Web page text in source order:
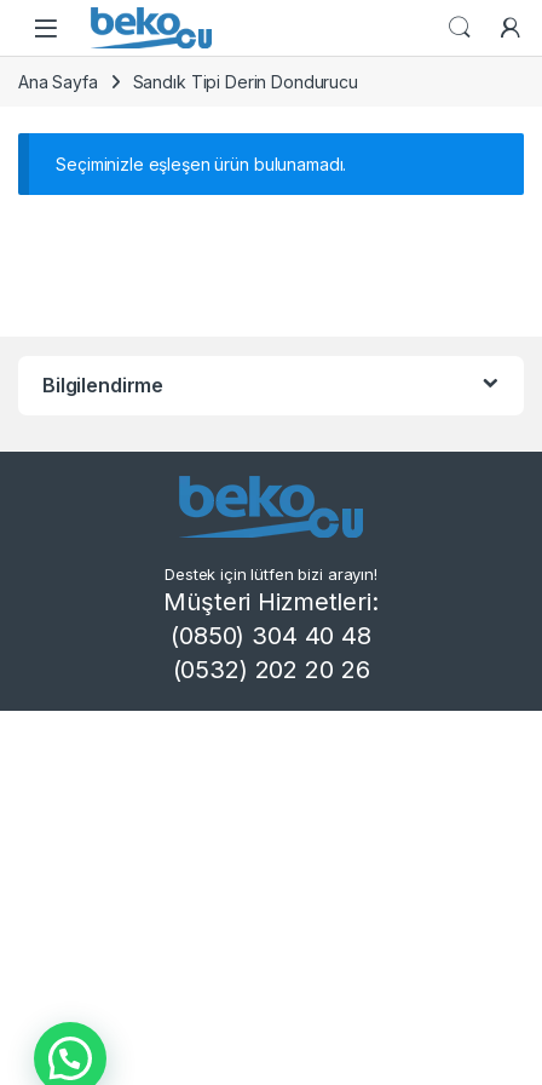
Skip to navigation
Skip to content
Ana Sayfa Sandık Tipi Derin Dondurucu
Seçiminizle eşleşen ürün bulunamadı.
Bilgilendirme
Destek için lütfen bizi arayın!
Müşteri Hizmetleri:
(0850) 304 40 48
(0532) 202 20 26